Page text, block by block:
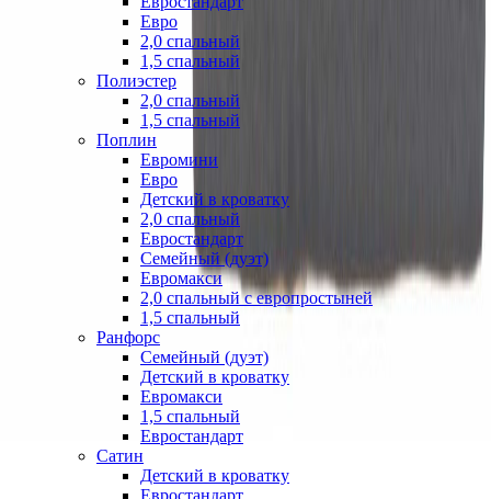
Евро
2,0 спальный
1,5 спальный
Полиэстер
2,0 спальный
1,5 спальный
Поплин
Евромини
Евро
Детский в кроватку
2,0 спальный
Евростандарт
Семейный (дуэт)
Евромакси
2,0 спальный с европростыней
1,5 спальный
Ранфорс
Семейный (дуэт)
Детский в кроватку
Евромакси
1,5 спальный
Евростандарт
Сатин
Детский в кроватку
Евростандарт